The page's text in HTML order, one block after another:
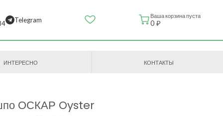
Telegram Ваша корзина пуста
0 ₽
ИНТЕРЕСНО КОНТАКТЫ
ОСКАР Oyster